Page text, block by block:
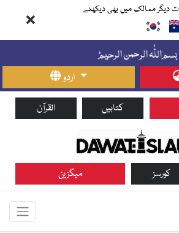
دیگر ممالک میں بھی دیکھئے
اردو
القرآن کتابیں
میگزین کورسز